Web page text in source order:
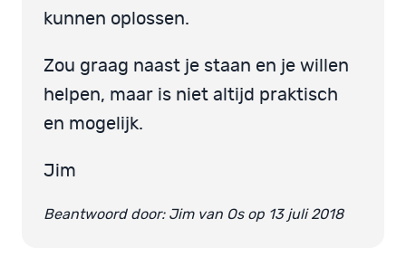
kunnen oplossen.
Zou graag naast je staan en je willen
helpen, maar is niet altijd praktisch
en mogelijk.
Jim
Beantwoord door: Jim van Os op 13 juli 2018